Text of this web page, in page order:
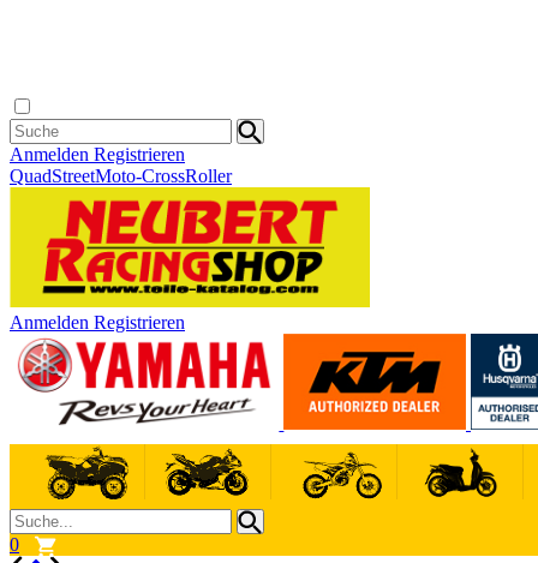
Anmelden Registrieren
QuadStreetMoto-CrossRoller
Anmelden Registrieren
0